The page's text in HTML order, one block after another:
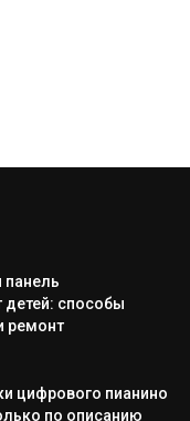
панель
детей: способы
ремонт
цифрового пианино
по описанию